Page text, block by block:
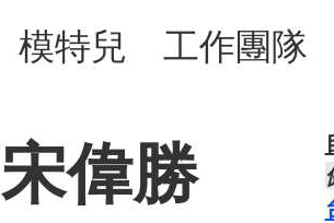
模特兒 工作團隊
宋偉勝